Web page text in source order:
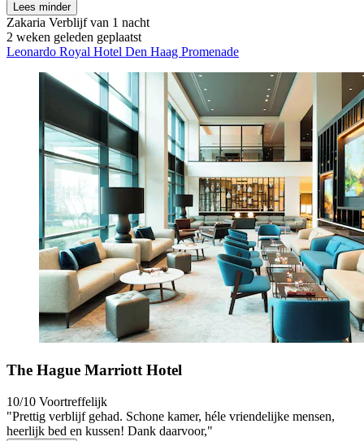
Lees minder
Zakaria Verblijf van 1 nacht
2 weken geleden geplaatst
Leonardo Royal Hotel Den Haag Promenade
The Hague Marriott Hotel
10/10 Voortreffelijk
"Prettig verblijf gehad. Schone kamer, héle vriendelijke mensen,
heerlijk bed en kussen! Dank daarvoor,"